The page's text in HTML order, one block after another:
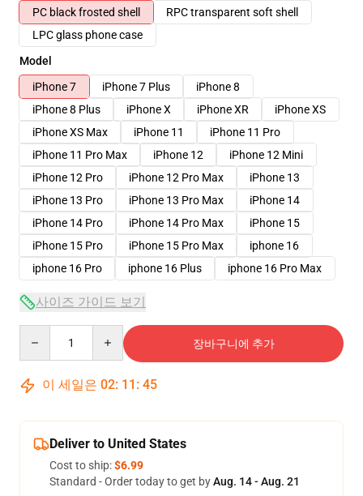
PC black frosted shell
RPC transparent soft shell
LPC glass phone case
Model
iPhone 7
iPhone 7 Plus
iPhone 8
iPhone 8 Plus
iPhone X iPhone XR
iPhone XS
iPhone XS Max
iPhone 11
iPhone 11 Pro
iPhone 11 Pro Max
iPhone 12
iPhone 12 Mini
iPhone 12 Pro
iPhone 12 Pro Max
iPhone 13
iPhone 13 Pro
iPhone 13 Pro Max
iPhone 14
iPhone 14 Pro
iPhone 14 Pro Max
iPhone 15
iPhone 15 Pro
iPhone 15 Pro Max
iphone 16
iphone 16 Pro
iphone 16 Plus iphone 16 Pro Max
사이즈 가이드 보기
장바구니에 추가
이 세일은 02: 11 : 44
Deliver to United States
Cost to ship:$6.99
Standard - Order today to get byAug. 14 - Aug. 21